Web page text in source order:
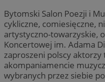
Bytomski Salon Poezji i
cykliczne, comiesięczne,
artystyczno-towarzyskie,
Koncertowej im. Adama
zaproszeni polscy
akompaniamencie
wybranych przez siebie